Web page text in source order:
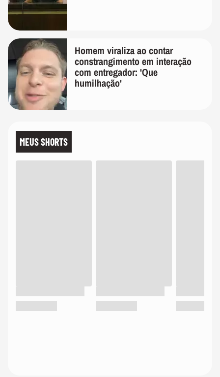
Homem viraliza ao contar
constrangimento em interação
com entregador: 'Que
humilhação'
MEUS SHORTS